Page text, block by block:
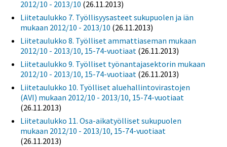
2012/10 - 2013/10 (26.11.2013)
Liitetaulukko 7. Työllisyysasteet sukupuolen ja iän
mukaan 2012/10 - 2013/10 (26.11.2013)
Liitetaulukko 8. Työlliset ammattiaseman mukaan
2012/10 - 2013/10, 15-74-vuotiaat (26.11.2013)
Liitetaulukko 9. Työlliset työnantajasektorin mukaan
2012/10 - 2013/10, 15-74-vuotiaat (26.11.2013)
Liitetaulukko 10. Työlliset aluehallintovirastojen
(AVI) mukaan 2012/10 - 2013/10, 15-74-vuotiaat
(26.11.2013)
Liitetaulukko 11. Osa-aikatyölliset sukupuolen
mukaan 2012/10 - 2013/10, 15-74-vuotiaat
(26.11.2013)